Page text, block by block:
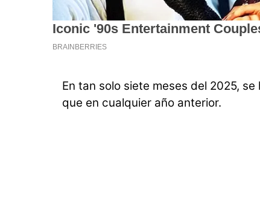
En tan solo siete meses del 2025,
que en cualquier año anterior.